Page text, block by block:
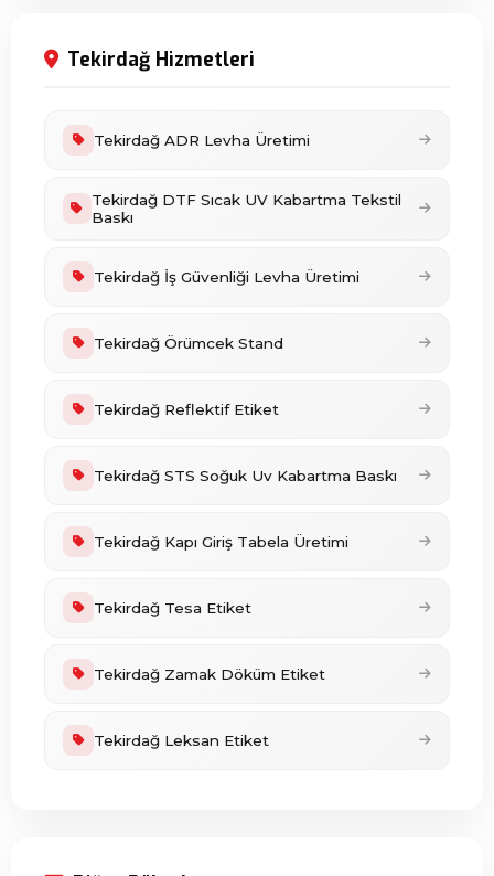
Tekirdağ Hizmetleri
Tekirdağ ADR Levha Üretimi
Tekirdağ DTF Sıcak UV Kabartma Tekstil
Baskı
Tekirdağ İş Güvenliği Levha Üretimi
Tekirdağ Örümcek Stand
Tekirdağ Reflektif Etiket
Tekirdağ STS Soğuk Uv Kabartma Baskı
Tekirdağ Kapı Giriş Tabela Üretimi
Tekirdağ Tesa Etiket
Tekirdağ Zamak Döküm Etiket
Tekirdağ Leksan Etiket